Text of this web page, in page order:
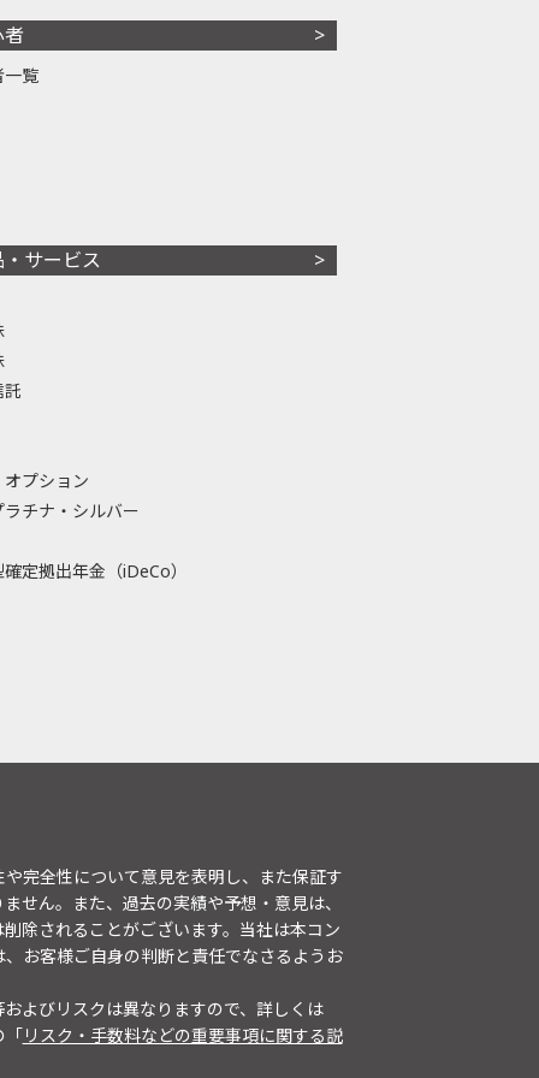
一覧
サービス
託
プション
ラチナ・シルバー
定拠出年金（iDeCo）
完全性について意見を表明し、また保証す
せん。また、過去の実績や予想・意見は、
除されることがございます。当社は本コン
お客様ご自身の判断と責任でなさるようお
よびリスクは異なりますので、詳しくは
「リスク・手数料などの重要事項に関する説